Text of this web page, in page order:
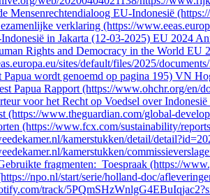
Mensenrechtendialoog EU-Indonesië
verklaring (https://
in Jakarta (12-03-2025) EU 2024
Rights and Democracy in the World EU
sites/default/files/2025/
Papua wordt genoemd op pagina 195) VN
Papua Rapport (https://www.ohchr.org/
voor het Recht op Voedsel over
(https://www.theguardian.com/global-
(https://www.fcx.com/sustainability/
kamerstukken/detail/
kamerstukken/
fragmenten: Toespraak (https://
npo.nl/start/serie/holland-doc/
track/